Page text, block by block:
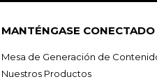
MANTÉNGASE CONECTADO
Mesa de Generación de
Nuestros Productos